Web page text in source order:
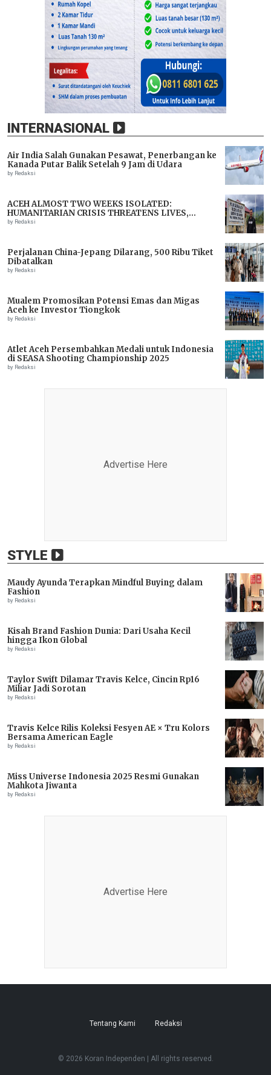
INTERNASIONAL
Air India Salah Gunakan Pesawat, Penerbangan ke
Kanada Putar Balik Setelah 9 Jam di Udara
by Redaksi
ACEH ALMOST TWO WEEKS ISOLATED:
HUMANITARIAN CRISIS THREATENS LIVES,
IMMEDIATE ASSISTANCE URGENTLY NEEDED
by Redaksi
Perjalanan China-Jepang Dilarang, 500 Ribu Tiket
Dibatalkan
by Redaksi
Mualem Promosikan Potensi Emas dan Migas
Aceh ke Investor Tiongkok
by Redaksi
Atlet Aceh Persembahkan Medali untuk Indonesia
di SEASA Shooting Championship 2025
by Redaksi
Advertise Here
STYLE
Maudy Ayunda Terapkan Mindful Buying dalam
Fashion
by Redaksi
Kisah Brand Fashion Dunia: Dari Usaha Kecil
hingga Ikon Global
by Redaksi
Taylor Swift Dilamar Travis Kelce, Cincin Rp16
Miliar Jadi Sorotan
by Redaksi
Travis Kelce Rilis Koleksi Fesyen AE × Tru Kolors
Bersama American Eagle
by Redaksi
Miss Universe Indonesia 2025 Resmi Gunakan
Mahkota Jiwanta
by Redaksi
Advertise Here
Tentang Kami Redaksi
© 2026 Koran Independen | All rights reserved.